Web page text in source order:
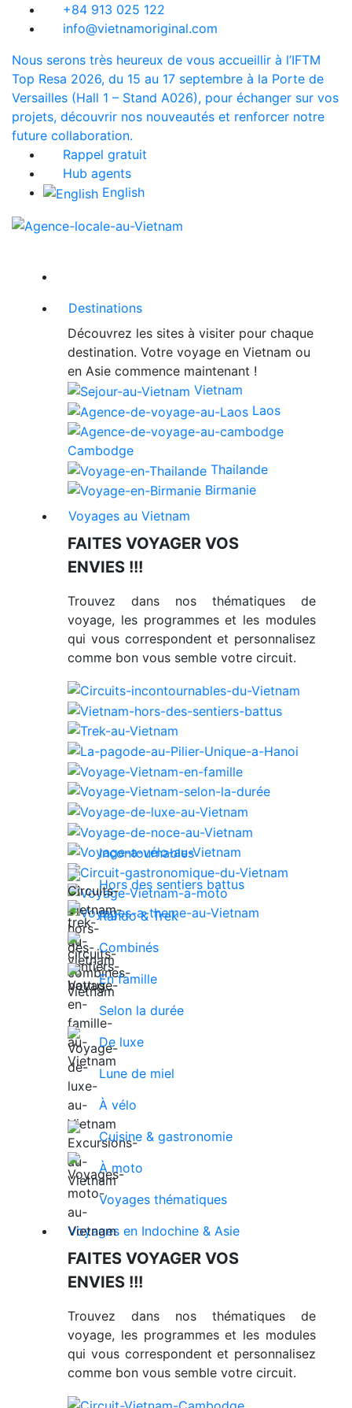
+84 913 025 122
info@vietnamoriginal.com
Nous serons très heureux de vous accueillir à l’IFTM
Top Resa 2026, du 15 au 17 septembre à la Porte de
Versailles (Hall 1 – Stand A026), pour échanger sur vos
projets, découvrir nos nouveautés et renforcer notre
future collaboration.
Rappel gratuit
Hub agents
English
Destinations
Découvrez les sites à visiter pour chaque
destination. Votre voyage en Vietnam ou
en Asie commence maintenant !
Vietnam
Laos
Cambodge
Thailande
Birmanie
Voyages au Vietnam
FAITES VOYAGER VOS
ENVIES !!!
Trouvez dans nos thématiques de
voyage, les programmes et les modules
qui vous correspondent et personnalisez
comme bon vous semble votre circuit.
Incontournables
Hors des sentiers battus
Rando & Trek
Combinés
En famille
Selon la durée
De luxe
Lune de miel
À vélo
Cuisine & gastronomie
À moto
Voyages thématiques
Voyages en Indochine & Asie
FAITES VOYAGER VOS
ENVIES !!!
Trouvez dans nos thématiques de
voyage, les programmes et les modules
qui vous correspondent et personnalisez
comme bon vous semble votre circuit.